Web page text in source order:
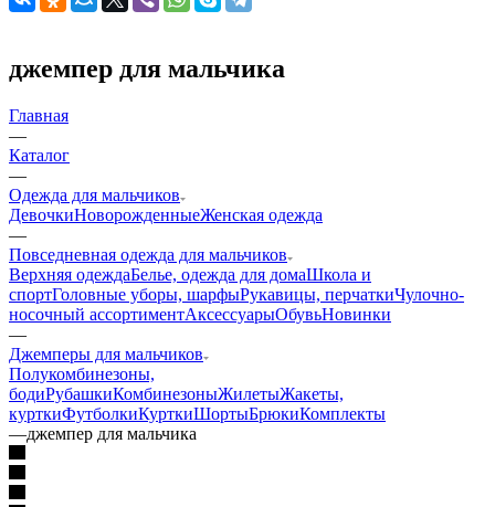
джемпер для мальчика
Главная
—
Каталог
—
Одежда для мальчиков
ДевочкиНоворожденныеЖенская одежда
—
Повседневная одежда для мальчиков
Верхняя одеждаБелье, одежда для домаШкола и
спортГоловные уборы, шарфыРукавицы, перчаткиЧулочно-
носочный ассортиментАксессуарыОбувьНовинки
—
Джемперы для мальчиков
Полукомбинезоны,
бодиРубашкиКомбинезоныЖилетыЖакеты,
курткиФутболкиКурткиШортыБрюкиКомплекты
—джемпер для мальчика